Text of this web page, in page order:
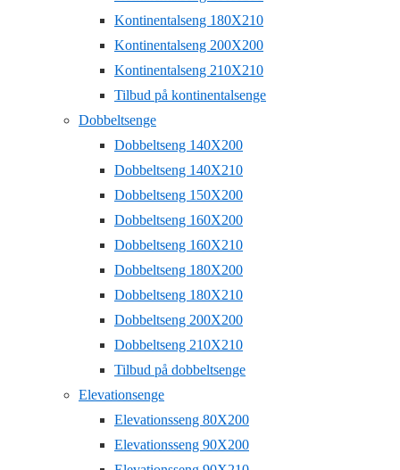
Kontinentalseng 180X210
Kontinentalseng 200X200
Kontinentalseng 210X210
Tilbud på kontinentalsenge
Dobbeltsenge
Dobbeltseng 140X200
Dobbeltseng 140X210
Dobbeltseng 150X200
Dobbeltseng 160X200
Dobbeltseng 160X210
Dobbeltseng 180X200
Dobbeltseng 180X210
Dobbeltseng 200X200
Dobbeltseng 210X210
Tilbud på dobbeltsenge
Elevationsenge
Elevationsseng 80X200
Elevationsseng 90X200